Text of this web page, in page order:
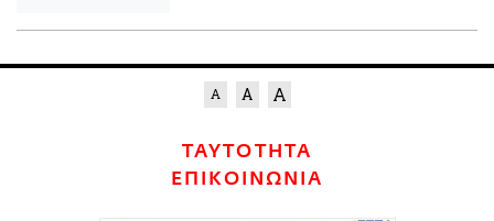
ΤΑΥΤΟΤΗΤΑ
ΕΠΙΚΟΙΝΩΝΙΑ